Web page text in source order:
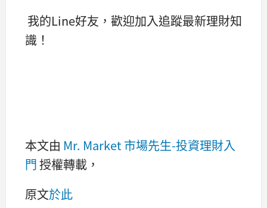
我的Line好友，歡迎加入追蹤最新理財知
識！
本文由 Mr. Market 市場先生-投資理財入
門授權轉載，
原文於此